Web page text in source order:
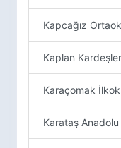
Kapcağız
Kaplan
Karaçomak
Karataş Anadolu